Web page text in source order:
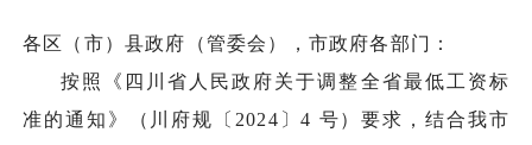
各区（市）县政府（管委会），市政府各部门：
按照《四川省人民政府关于调整全省最低工资标
准的通知》（川府规〔2024〕4 号）要求，结合我市